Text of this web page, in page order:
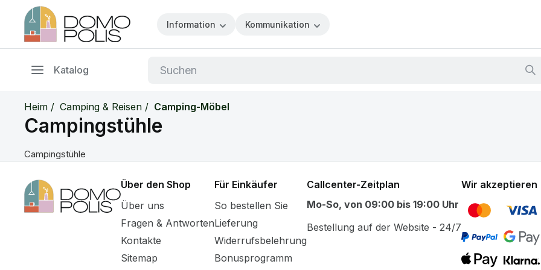
Information Kommunikation
491787571707
Katalog
Heim Camping & Reisen Camping-Möbel
Campingstühle
Campingstühle
Über den Shop
Über uns
Fragen & Antworten
Kontakte
Sitemap
Für Einkäufer
So bestellen Sie
Lieferung
Widerrufsbelehrung
Bonusprogramm
Callcenter-Zeitplan
Mo-So, von 09:00 bis 19:00 Uhr
Bestellung auf der Website - 24/7
Wir akzeptieren